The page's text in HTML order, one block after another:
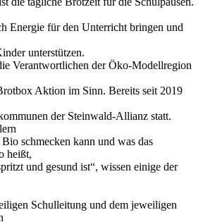
Energie für den Unterricht bringen und
unterstützen.
Verantwortlichen der Öko-Modellregion
Aktion im Sinn. Bereits seit 2019
der Steinwald-Allianz statt.
schmecken kann und was das
heißt,
und gesund ist“, wissen einige der
Schulleitung und dem jeweiligen